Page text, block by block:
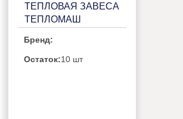
ТЕПЛОВАЯ ЗАВЕСА
ТЕПЛОМАШ
Бренд:
Остаток:10 шт